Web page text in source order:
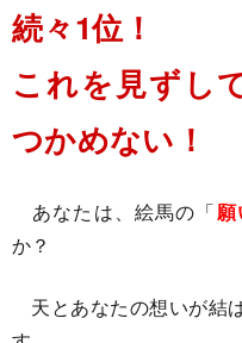
続々1位！
これを見ずし
つかめない！
あなたは、絵馬の「願
か？
天とあなたの想いが結